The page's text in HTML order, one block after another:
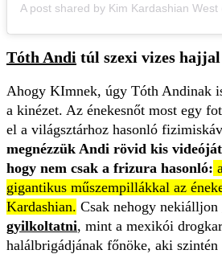
A post shared by Kim Kardashian
Tóth Andi túl szexi vizes hajjal
Ahogy KImnek, úgy Tóth Andinak
a kinézet. Az énekesnőt most egy
el a világsztárhoz hasonló
megnézzük Andi rövid kis
hogy nem csak a frizura hasonló:
gigantikus műszempillákkal az
Kardashian. Csak nehogy nekiálljon
gyilkoltatni, mint a mexikói
halálbrigádjának főnöke, aki